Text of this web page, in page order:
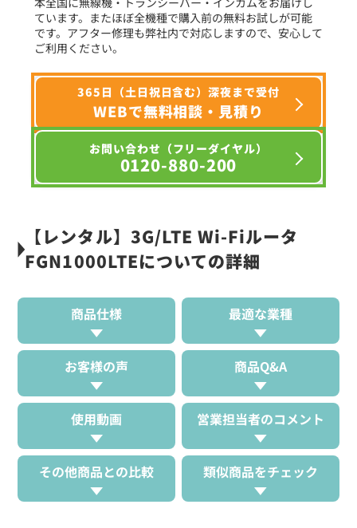
ています。またほぼ全機種で購入前の無料お試しが可能
です。アフター修理も弊社内で対応しますので、安心して
ご利用ください。
365日（土日祝日含む）深夜まで受付
WEBで無料相談・見積り
お問い合わせ（フリーダイヤル）
0120-880-200
【レンタル】3G/LTE Wi-Fiルータ
FGN1000LTEについての詳細
商品仕様 最適な業種
お客様の声 商品Q&A
使用動画 営業担当者のコメント
その他商品との比較 類似商品をチェック